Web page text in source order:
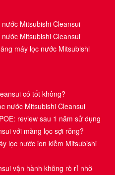
Mitsubishi Cleansui
Mitsubishi Cleansui
máy lọc nước Mitsubishi
có tốt không?
nước Mitsubishi Cleansui
review sau 1 năm sử dụng
với màng lọc sợi rỗng?
lọc nước ion kiềm Mitsubishi
vận hành không rò rỉ nhờ